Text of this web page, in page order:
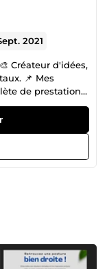
2021
Créateur d'idées,
📌 Mes
de prestations
en œuvres
: Sites vitrines, e-
conçois des sites
de tunnels de
: respecter
Ma passion
des
Écoute et